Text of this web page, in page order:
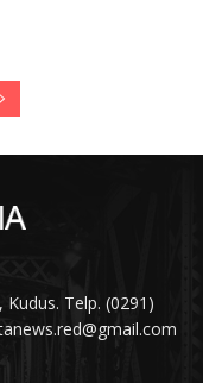
Telp. (0291)